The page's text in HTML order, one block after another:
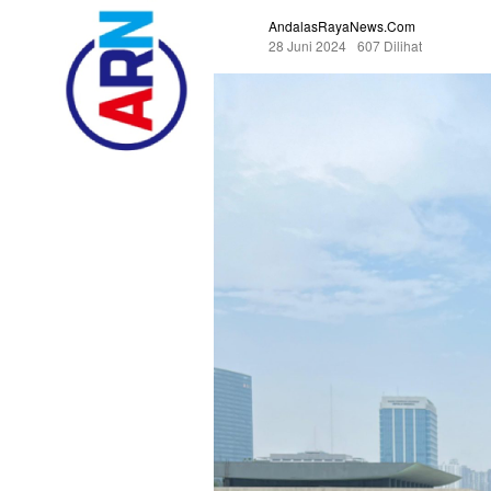
AndalasRayaNews.com
28 Juni 2024 607 Dilihat